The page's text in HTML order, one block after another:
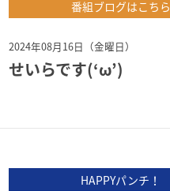
番組ブログはこちら
2024年08月16日（金曜日）
せいらです(‘ω’)
HAPPYパンチ！